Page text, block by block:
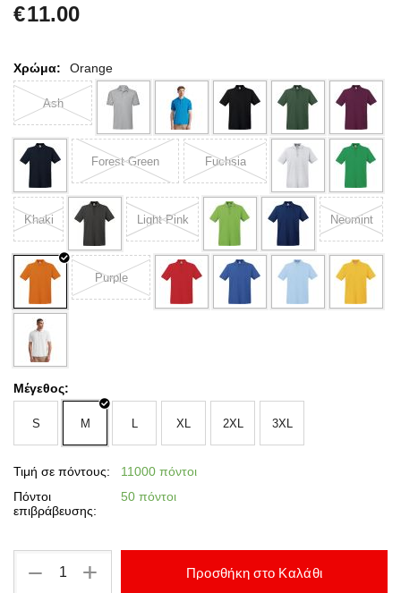
€11.00
Χρώμα: Orange
Ash
Forest Green Fuchsia
Khaki Light Pink Neomint
Purple
Μέγεθος:
S M L XL 2XL 3XL
Τιμή σε πόντους:
11000 πόντοι
Πόντοι
επιβράβευσης:
50 πόντοι
+
− Προσθήκη στο Καλάθι